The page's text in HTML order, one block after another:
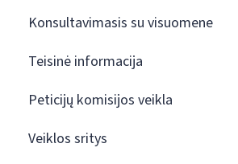
Konsultavimasis su visuomene
Teisinė informacija
Peticijų komisijos veikla
Veiklos sritys